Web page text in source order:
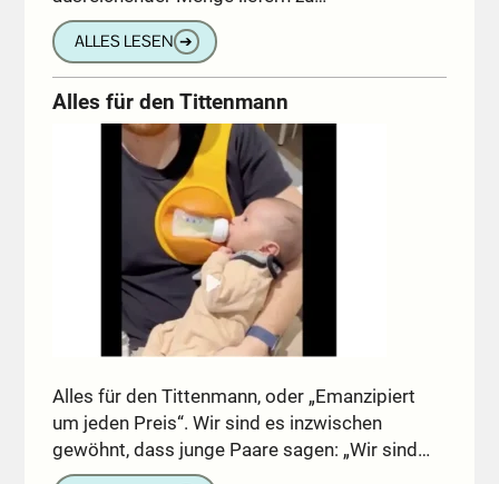
ALLES LESEN ➔
Alles für den Tittenmann
Alles für den Tittenmann, oder „Emanzipiert
um jeden Preis“. Wir sind es inzwischen
gewöhnt, dass junge Paare sagen: „Wir sind…